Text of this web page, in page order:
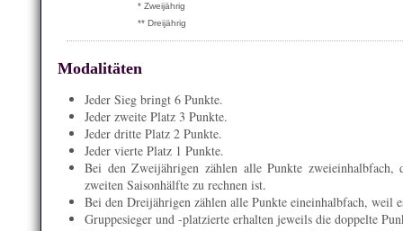
* Zweijährig
** Dreijährig
Modalitäten
Jeder Sieg bringt 6 Punkte.
Jeder zweite Platz 3 Punkte.
Jeder dritte Platz 2 Punkte.
Jeder vierte Platz 1 Punkte.
Bei den Zweijährigen zählen alle Punkte
zweiten Saisonhälfte zu rechnen ist.
Bei den Dreijährigen zählen alle Punkte eineinhalbfach, weil
Gruppesieger und -platzierte erhalten jeweils die doppelte